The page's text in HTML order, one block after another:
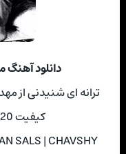
دانلود
ترانه ای شنیدنی از
کیفیت 320 و 128 و متن آهنگ
SALS | CHAVSHY